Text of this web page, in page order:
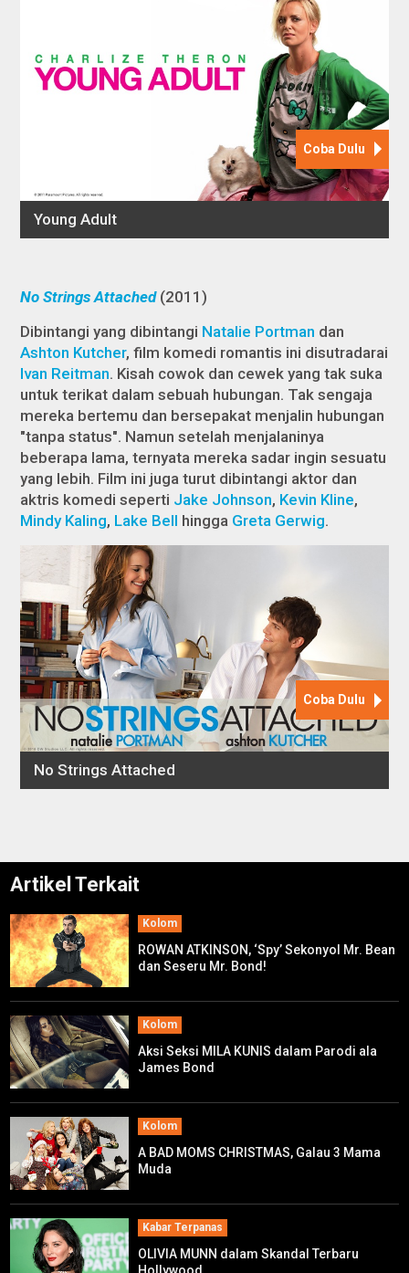
No Strings Attached(2011)
Dibintangi yang dibintangi Natalie Portman dan
Ashton Kutcher, film komedi romantis ini disutradarai
Ivan Reitman. Kisah cowok dan cewek yang tak suka
untuk terikat dalam sebuah hubungan. Tak sengaja
mereka bertemu dan bersepakat menjalin hubungan
"tanpa status". Namun setelah menjalaninya
beberapa lama, ternyata mereka sadar ingin sesuatu
yang lebih. Film ini juga turut dibintangi aktor dan
aktris komedi seperti Jake Johnson, Kevin Kline,
Mindy Kaling, Lake Bell hingga Greta Gerwig.
Artikel Terkait
Kolom
ROWAN ATKINSON, ‘Spy’ Sekonyol Mr. Bean
dan Seseru Mr. Bond!
Kolom
Aksi Seksi MILA KUNIS dalam Parodi ala
James Bond
Kolom
A BAD MOMS CHRISTMAS, Galau 3 Mama
Muda
Kabar Terpanas
OLIVIA MUNN dalam Skandal Terbaru